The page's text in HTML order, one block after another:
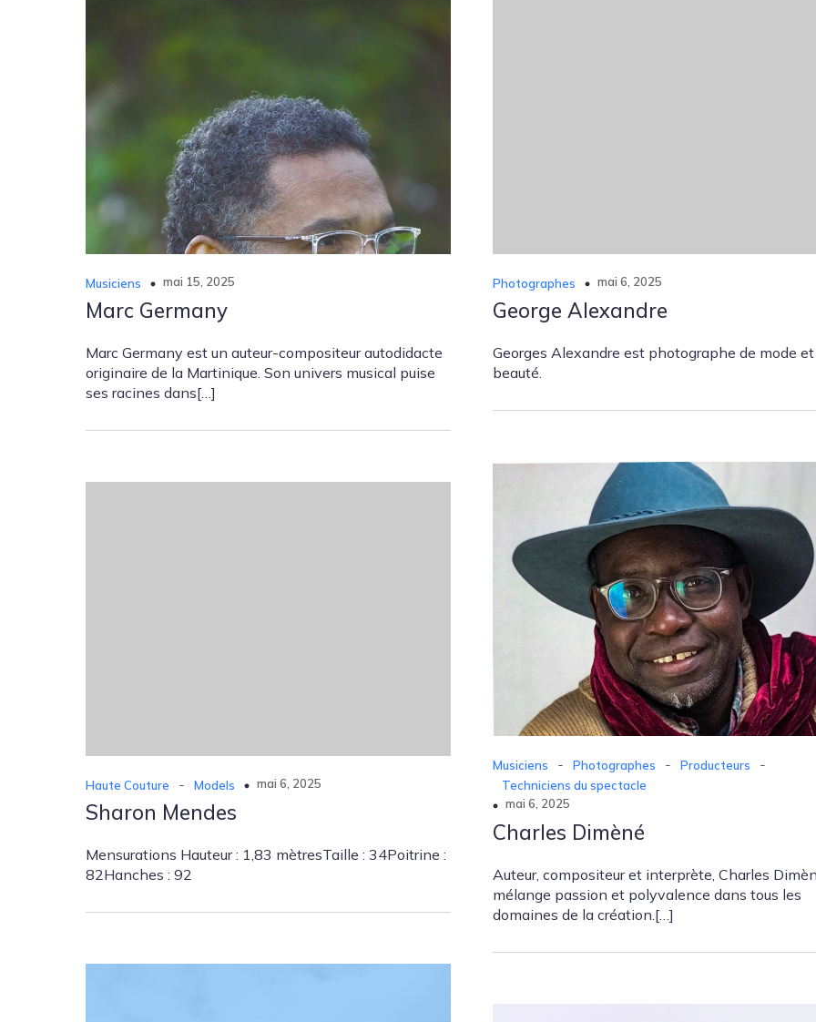
Musiciens mai 15, 2025
Marc Germany
Marc Germany est un auteur-compositeur autodidacte
originaire de la Martinique. Son univers musical puise
ses racines dans[…]
Photographes mai 6, 2025
George Alexandre
Georges Alexandre est photographe de mode
beauté.
Musiciens - Photographes - Producteurs -
Techniciens du spectacle
mai 6, 2025
Charles Dimèné
Auteur, compositeur et interprète, Charles
mélange passion et polyvalence dans tous les
domaines de la création.[…]
Haute Couture - Models mai 6, 2025
Sharon Mendes
Mensurations Hauteur : 1,83 mètresTaille : 34Poitrine :
82Hanches : 92